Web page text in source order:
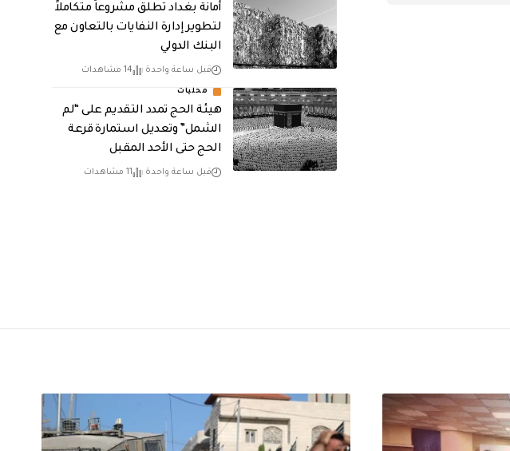
أمانة بغداد تطلق مشروعاً متكاملاً
لتطوير إدارة النفايات بالتعاون مع
البنك الدولي
قبل ساعة واحدة 14 مشاهدات
محليات
هيئة الحج تمدد التقديم على “لم
الشمل” وتعديل استمارة قرعة
الحج حتى الأحد المقبل
قبل ساعة واحدة 11 مشاهدات